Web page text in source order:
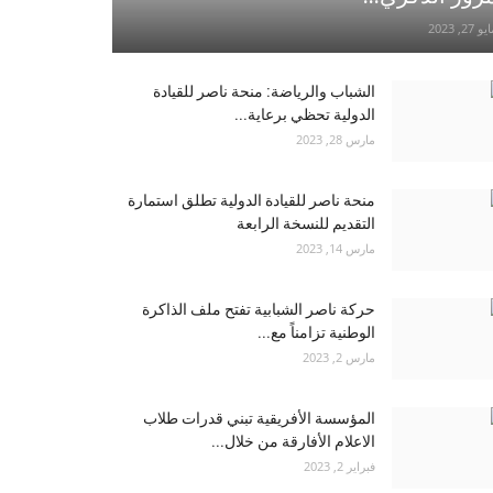
27, 2023
الشباب والرياضة: منحة ناصر للقيادة
الدولية تحظي برعاية...
مارس 28, 2023
منحة ناصر للقيادة الدولية تطلق استمارة
التقديم للنسخة الرابعة
مارس 14, 2023
حركة ناصر الشبابية تفتح ملف الذاكرة
الوطنية تزامناً مع...
مارس 2, 2023
المؤسسة الأفريقية تبني قدرات طلاب
الاعلام الأفارقة من خلال...
فبراير 2, 2023